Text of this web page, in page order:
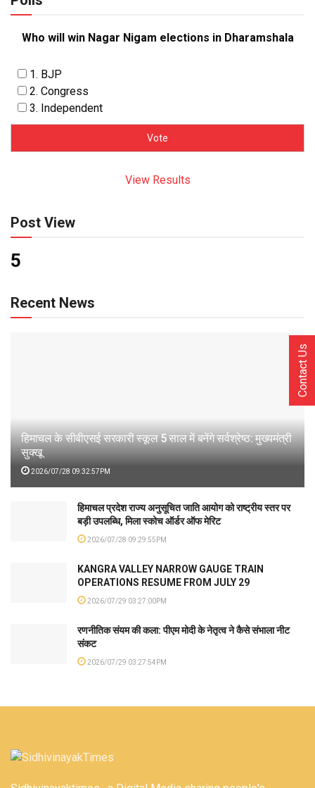
Who will win Nagar Nigam elections in Dharamshala
1. BJP
2. Congress
3. Independent
View Results
Post View
5
Recent News
हिमाचल के सीबीएसई सरकारी स्कूल 5 साल में बनेंगे सर्वश्रेष्ठ: मुख्यमंत्री
सुक्खू
2026/07/28 09:32:57PM
हिमाचल प्रदेश राज्य अनुसूचित जाति आयोग को राष्ट्रीय स्तर पर
बड़ी उपलब्धि, मिला स्कोच ऑर्डर ऑफ मेरिट
2026/07/28 09:29:55PM
KANGRA VALLEY NARROW GAUGE TRAIN
OPERATIONS RESUME FROM JULY 29
2026/07/29 03:27:00PM
रणनीतिक संयम की कला: पीएम मोदी के नेतृत्व ने कैसे संभाला नीट
संकट
2026/07/29 03:27:54PM
Contact Us